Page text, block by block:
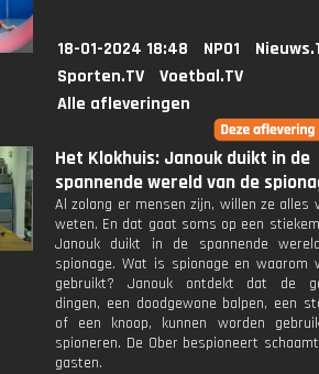
18-01-2024 18:48 NPO1
Sporten.TV
Voetbal.TV
Alle afleveringen
Het Klokhuis: Janouk duikt in de
spannende wereld van de
Al zolang er mensen zijn, willen ze alles
weten. En dat gaat soms op een
Janouk duikt in de spannende
spionage. Wat is spionage en waarom
gebruikt? Janouk ontdekt dat de
dingen, een doodgewone balpen, een
of een knoop, kunnen worden
spioneren. De Ober bespioneert
gasten.